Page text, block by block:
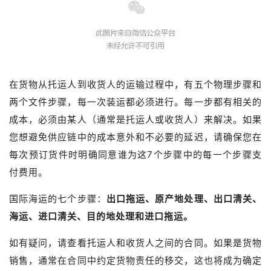
在货物从托运人到收货人的运输过程中，有五个物理步骤和
两个文件步骤，每一次装运都必须进行。每一步都有相关的
成本，必须由某人（通常是托运人或收货人）来解决。如果
您想避免供应链中的成本意外和不必要的延迟，请确保您在
每次预订货件时明确同意谁为这7个步骤中的每一个步骤支
付费用。
国际海运的七个步骤： 出口拖运、原产地处理、出口清关、
海运、进口清关、目的地处理和进口拖运。
如有疑问，请查看托运人和收货人之间的合同。如果是货物
销售，通常在合同中约定货物责任的移交，这也将成为确定